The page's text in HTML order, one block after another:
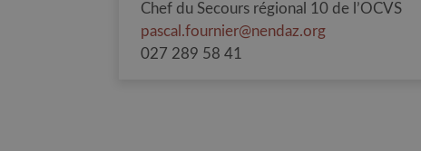
Chef du Secours régional 10 de l’OCVS
pascal.fournier@nendaz.org
027 289 58 41